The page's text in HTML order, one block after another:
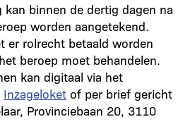
kan binnen de dertig dagen na
worden aangetekend.
er rolrecht betaald worden
beroep moet behandelen.
kan digitaal via het
Inzageloket of per brief gericht
Provinciebaan 20, 3110